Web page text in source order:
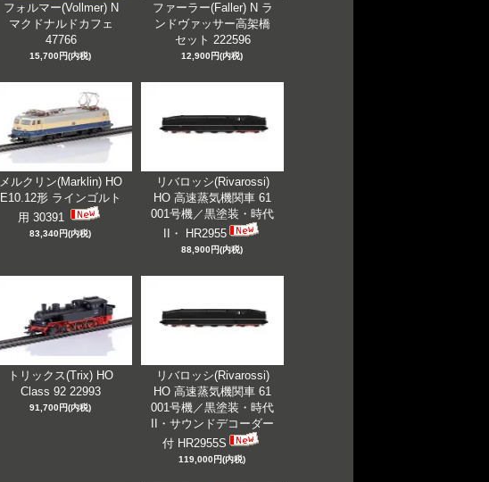
フォルマー(Vollmer) N
マクドナルドカフェ
47766
15,700円(内税)
ファーラー(Faller) N ラ
ンドヴァッサー高架橋
セット 222596
12,900円(内税)
メルクリン(Marklin) HO
E10.12形 ラインゴルト
用 30391
83,340円(内税)
リバロッシ(Rivarossi)
HO 高速蒸気機関車 61
001号機／黒塗装・時代
II・ HR2955
88,900円(内税)
トリックス(Trix) HO
Class 92 22993
91,700円(内税)
リバロッシ(Rivarossi)
HO 高速蒸気機関車 61
001号機／黒塗装・時代
II・サウンドデコーダー
付 HR2955S
119,000円(内税)